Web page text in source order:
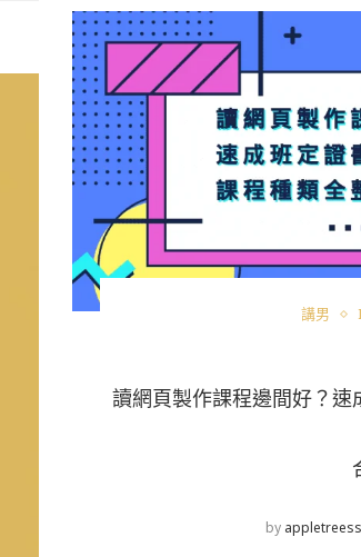
講男
讀網頁製作課程邊間好？
by